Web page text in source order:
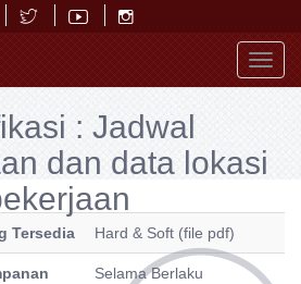
: Jadwal
dan data lokasi
Tersedia Hard & Soft (file pdf)
Selama Berlaku